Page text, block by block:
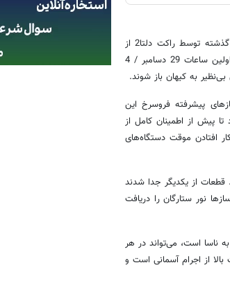
تلسکوپ فضایی وایز «کاوشگر تحقیقاتی فروسرخ با دید گسترده»، 23‌ آذر / 14 دسامبر گذشته توسط راکت دلتا‌2 از
پایگاه هوایی وندنبرگ، کالیفرنیا به فضا پرتاب شد تا در مدار قطبی زمین قرار گیرد. در اولین ساعات 29 دسامبر / 4
به کیهان باز شوند.
پیشرفته فروسرخ این
پیش از اطمینان کامل از
افتادن موقت دستگاه‌های
از یکدیگر جدا شدند
نور ستارگان را دریافت
است، می‌تواند در هر
از اجرام آسمانی است و